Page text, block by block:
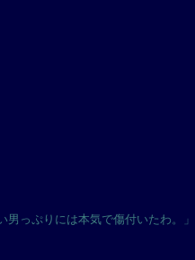
っぷりには本気で傷付いたわ。」